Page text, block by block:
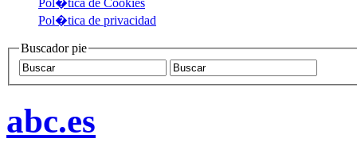
Pol�tica de privacidad
Buscador pie
abc.es